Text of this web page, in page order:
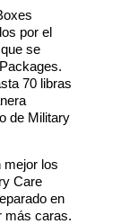
por el
se
70 libras
de Military
mejor los
Care
en
más caras.